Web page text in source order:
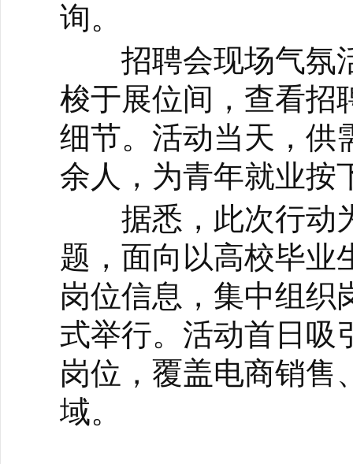
询。
招聘会现场气氛活
梭于展位间，查看招
细节。活动当天，供
余人，为青年就业按
据悉，此次行动为
题，面向以高校毕业
岗位信息，集中组织
式举行。活动首日吸
岗位，覆盖电商销售
域。